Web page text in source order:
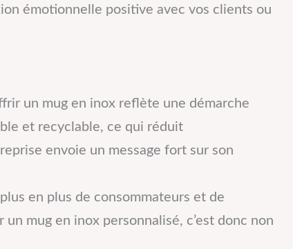
émotionnelle positive avec vos clients ou
un mug en inox reflète une démarche
et recyclable, ce qui réduit
envoie un message fort sur son
en plus de consommateurs et de
mug en inox personnalisé, c’est donc non